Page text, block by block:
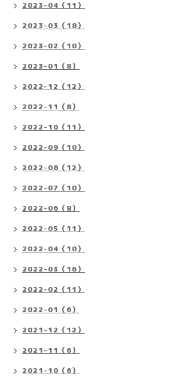
2023-04（11）
2023-03（18）
2023-02（10）
2023-01（8）
2022-12（12）
2022-11（8）
2022-10（11）
2022-09（10）
2022-08（12）
2022-07（10）
2022-06（8）
2022-05（11）
2022-04（10）
2022-03（16）
2022-02（11）
2022-01（6）
2021-12（12）
2021-11（6）
2021-10（6）